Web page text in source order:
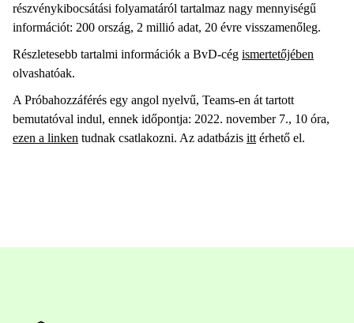
részvénykibocsátási folyamatáról tartalmaz nagy mennyiségű
információt: 200 ország, 2 millió adat, 20 évre visszamenőleg.
Részletesebb tartalmi információk a BvD-cég ismertetőjében
olvashatóak.
A Próbahozzáférés egy angol nyelvű, Teams-en át tartott
bemutatóval indul, ennek időpontja: 2022. november 7., 10 óra,
ezen a linken tudnak csatlakozni. Az adatbázis itt érhető el.